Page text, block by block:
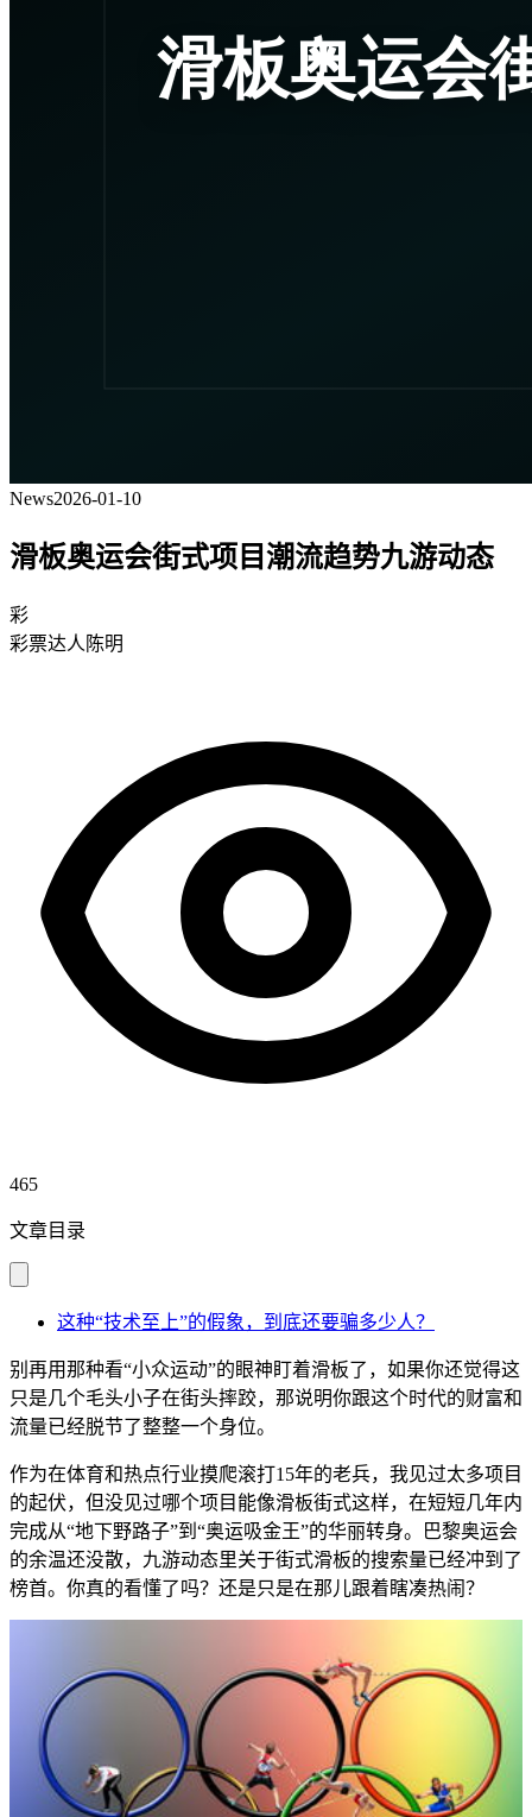
News2026-01-10
滑板奥运会街式项目潮流趋势九游动态
彩
彩票达人陈明
465
文章目录
这种“技术至上”的假象，到底还要骗多少人？
别再用那种看“小众运动”的眼神盯着滑板了，如果你还觉得这
只是几个毛头小子在街头摔跤，那说明你跟这个时代的财富和
流量已经脱节了整整一个身位。
作为在体育和热点行业摸爬滚打15年的老兵，我见过太多项目
的起伏，但没见过哪个项目能像滑板街式这样，在短短几年内
完成从“地下野路子”到“奥运吸金王”的华丽转身。巴黎奥运会
的余温还没散，九游动态里关于街式滑板的搜索量已经冲到了
榜首。你真的看懂了吗？还是只是在那儿跟着瞎凑热闹？